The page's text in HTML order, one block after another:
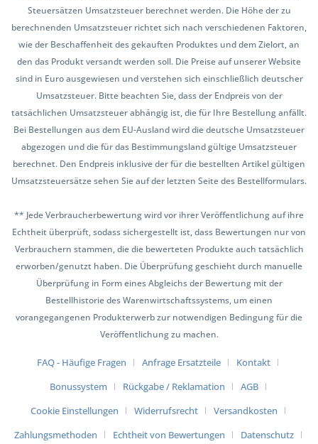
Steuersätzen Umsatzsteuer berechnet werden. Die Höhe der zu
berechnenden Umsatzsteuer richtet sich nach verschiedenen Faktoren,
wie der Beschaffenheit des gekauften Produktes und dem Zielort, an
den das Produkt versandt werden soll. Die Preise auf unserer Website
sind in Euro ausgewiesen und verstehen sich einschließlich deutscher
Umsatzsteuer. Bitte beachten Sie, dass der Endpreis von der
tatsächlichen Umsatzsteuer abhängig ist, die für Ihre Bestellung anfällt.
Bei Bestellungen aus dem EU-Ausland wird die deutsche Umsatzsteuer
abgezogen und die für das Bestimmungsland gültige Umsatzsteuer
berechnet. Den Endpreis inklusive der für die bestellten Artikel gültigen
Umsatzsteuersätze sehen Sie auf der letzten Seite des Bestellformulars.
** Jede Verbraucherbewertung wird vor ihrer Veröffentlichung auf ihre
Echtheit überprüft, sodass sichergestellt ist, dass Bewertungen nur von
Verbrauchern stammen, die die bewerteten Produkte auch tatsächlich
erworben/genutzt haben. Die Überprüfung geschieht durch manuelle
Überprüfung in Form eines Abgleichs der Bewertung mit der
Bestellhistorie des Warenwirtschaftssystems, um einen
vorangegangenen Produkterwerb zur notwendigen Bedingung für die
Veröffentlichung zu machen.
FAQ - Häufige Fragen Anfrage Ersatzteile
Kontakt
Bonussystem
Rückgabe / Reklamation
AGB
Cookie Einstellungen
Widerrufsrecht
Versandkosten
Zahlungsmethoden
Echtheit von Bewertungen Datenschutz